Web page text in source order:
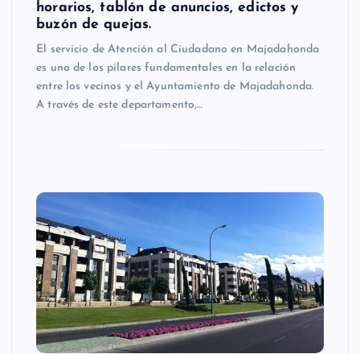
horarios, tablón de anuncios, edictos y
buzón de quejas.
El servicio de Atención al Ciudadano en Majadahonda
es uno de los pilares fundamentales en la relación
entre los vecinos y el Ayuntamiento de Majadahonda.
A través de este departamento,…